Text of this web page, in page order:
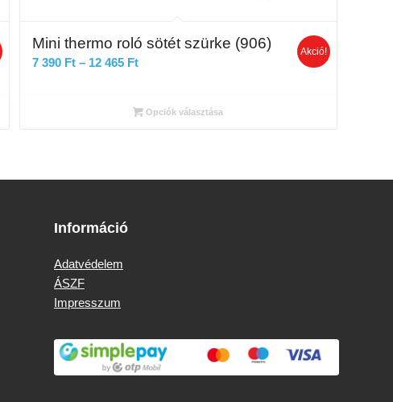
Mini thermo roló sötét szürke (906)
7 390 Ft – 12 465 FtÁrtartomány:
-
Akció!
Opciók választása
Információ
Adatvédelem
ÁSZF
Impresszum